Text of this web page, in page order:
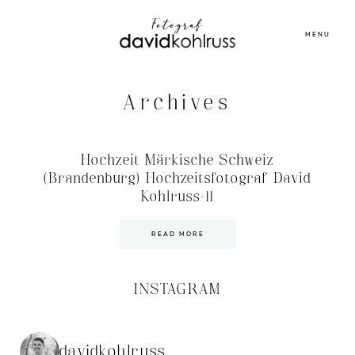
MENU
Archives
Hochzeit Märkische Schweiz
(Brandenburg) Hochzeitsfotograf David
Kohlruss-11
READ MORE
INSTAGRAM
davidkohlruss